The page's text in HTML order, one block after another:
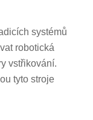
systémů
robotická
vstřikování.
tyto stroje